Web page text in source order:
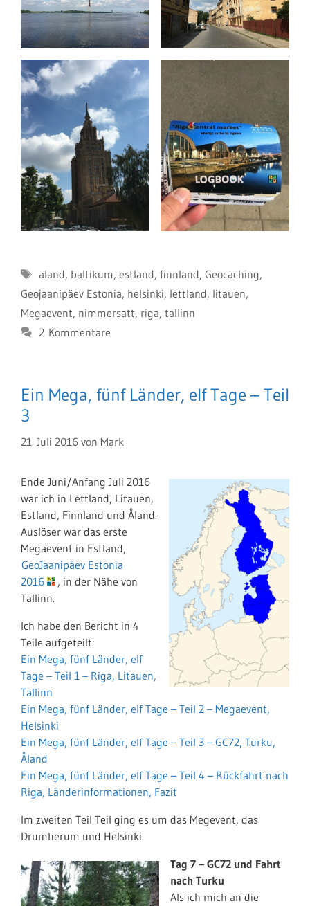
Schlagwörter
aland, baltikum, estland, finnland, Geocaching,
Geojaanipäev Estonia, helsinki, lettland, litauen,
Megaevent, nimmersatt, riga, tallinn
2 Kommentare
Ein Mega, fünf Länder, elf Tage – Teil
3
21. Juli 2016 von Mark
Ende Juni/Anfang Juli 2016
war ich in Lettland, Litauen,
Estland, Finnland und Åland.
Auslöser war das erste
Megaevent in Estland,
GeoJaanipäev Estonia
2016
, in der Nähe von
Tallinn.
Ich habe den Bericht in 4
Teile aufgeteilt:
Ein Mega, fünf Länder, elf
Tage – Teil 1 – Riga, Litauen,
Tallinn
Ein Mega, fünf Länder, elf Tage – Teil 2 – Megaevent,
Helsinki
Ein Mega, fünf Länder, elf Tage – Teil 3 – GC72, Turku,
Åland
Ein Mega, fünf Länder, elf Tage – Teil 4 – Rückfahrt nach
Riga, Länderinformationen, Fazit
Im zweiten Teil Teil ging es um das Megevent, das
Drumherum und Helsinki.
Tag 7 – GC72 und Fahrt
nach Turku
Als ich mich an die